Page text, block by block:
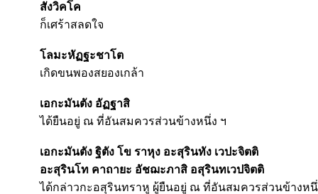
สังวิคโค
ก็เศร้าสลดใจ
โลมะหัฏฐะชาโต
เกิดขนพองสยองเกล้า
เอกะมันตัง อัฏฐาสิ
ได้ยืนอยู่ ณ ที่อันสมควรส่วนข้างหนึ่ง ฯ
เอกะมันตัง ฐิตัง โข ราหุง อะสุรินทัง เวปะจิตติ
อะสุรินโท คาถายะ อัชฌะภาสิ อสุรินทเวปจิตติ
ได้กล่าวกะอสุรินทราหู ผู้ยืนอยู่ ณ ที่อันสมควรส่วนข้างหนึ่